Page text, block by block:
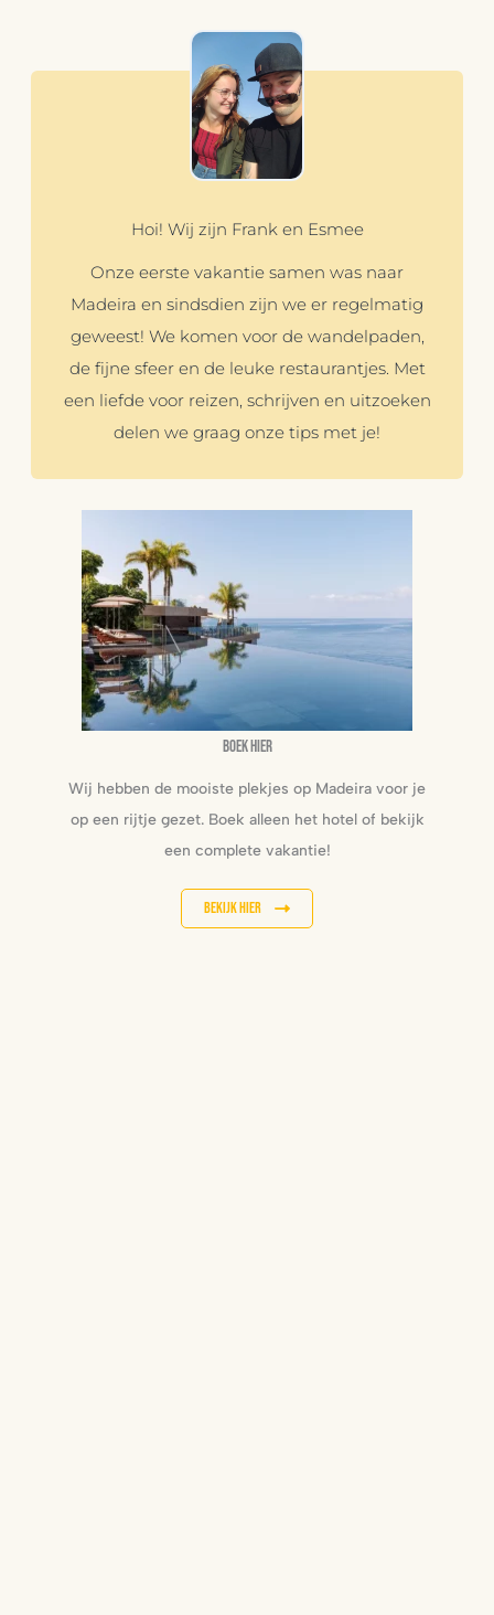
Hoi! Wij zijn Frank en Esmee
Onze eerste vakantie samen was naar
Madeira en sindsdien zijn we er regelmatig
geweest! We komen voor de wandelpaden,
de fijne sfeer en de leuke restaurantjes. Met
een liefde voor reizen, schrijven en uitzoeken
delen we graag onze tips met je!
Boek hier
Wij hebben de mooiste plekjes op Madeira voor je
op een rijtje gezet. Boek alleen het hotel of bekijk
een complete vakantie!
Bekijk hier